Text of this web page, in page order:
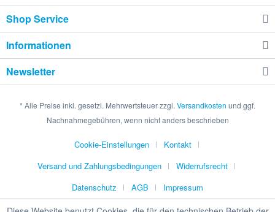
Shop Service
Informationen
Newsletter
* Alle Preise inkl. gesetzl. Mehrwertsteuer zzgl. Versandkosten und ggf.
Nachnahmegebühren, wenn nicht anders beschrieben
Cookie-Einstellungen
Kontakt
Versand und Zahlungsbedingungen
Widerrufsrecht
Datenschutz
AGB Impressum